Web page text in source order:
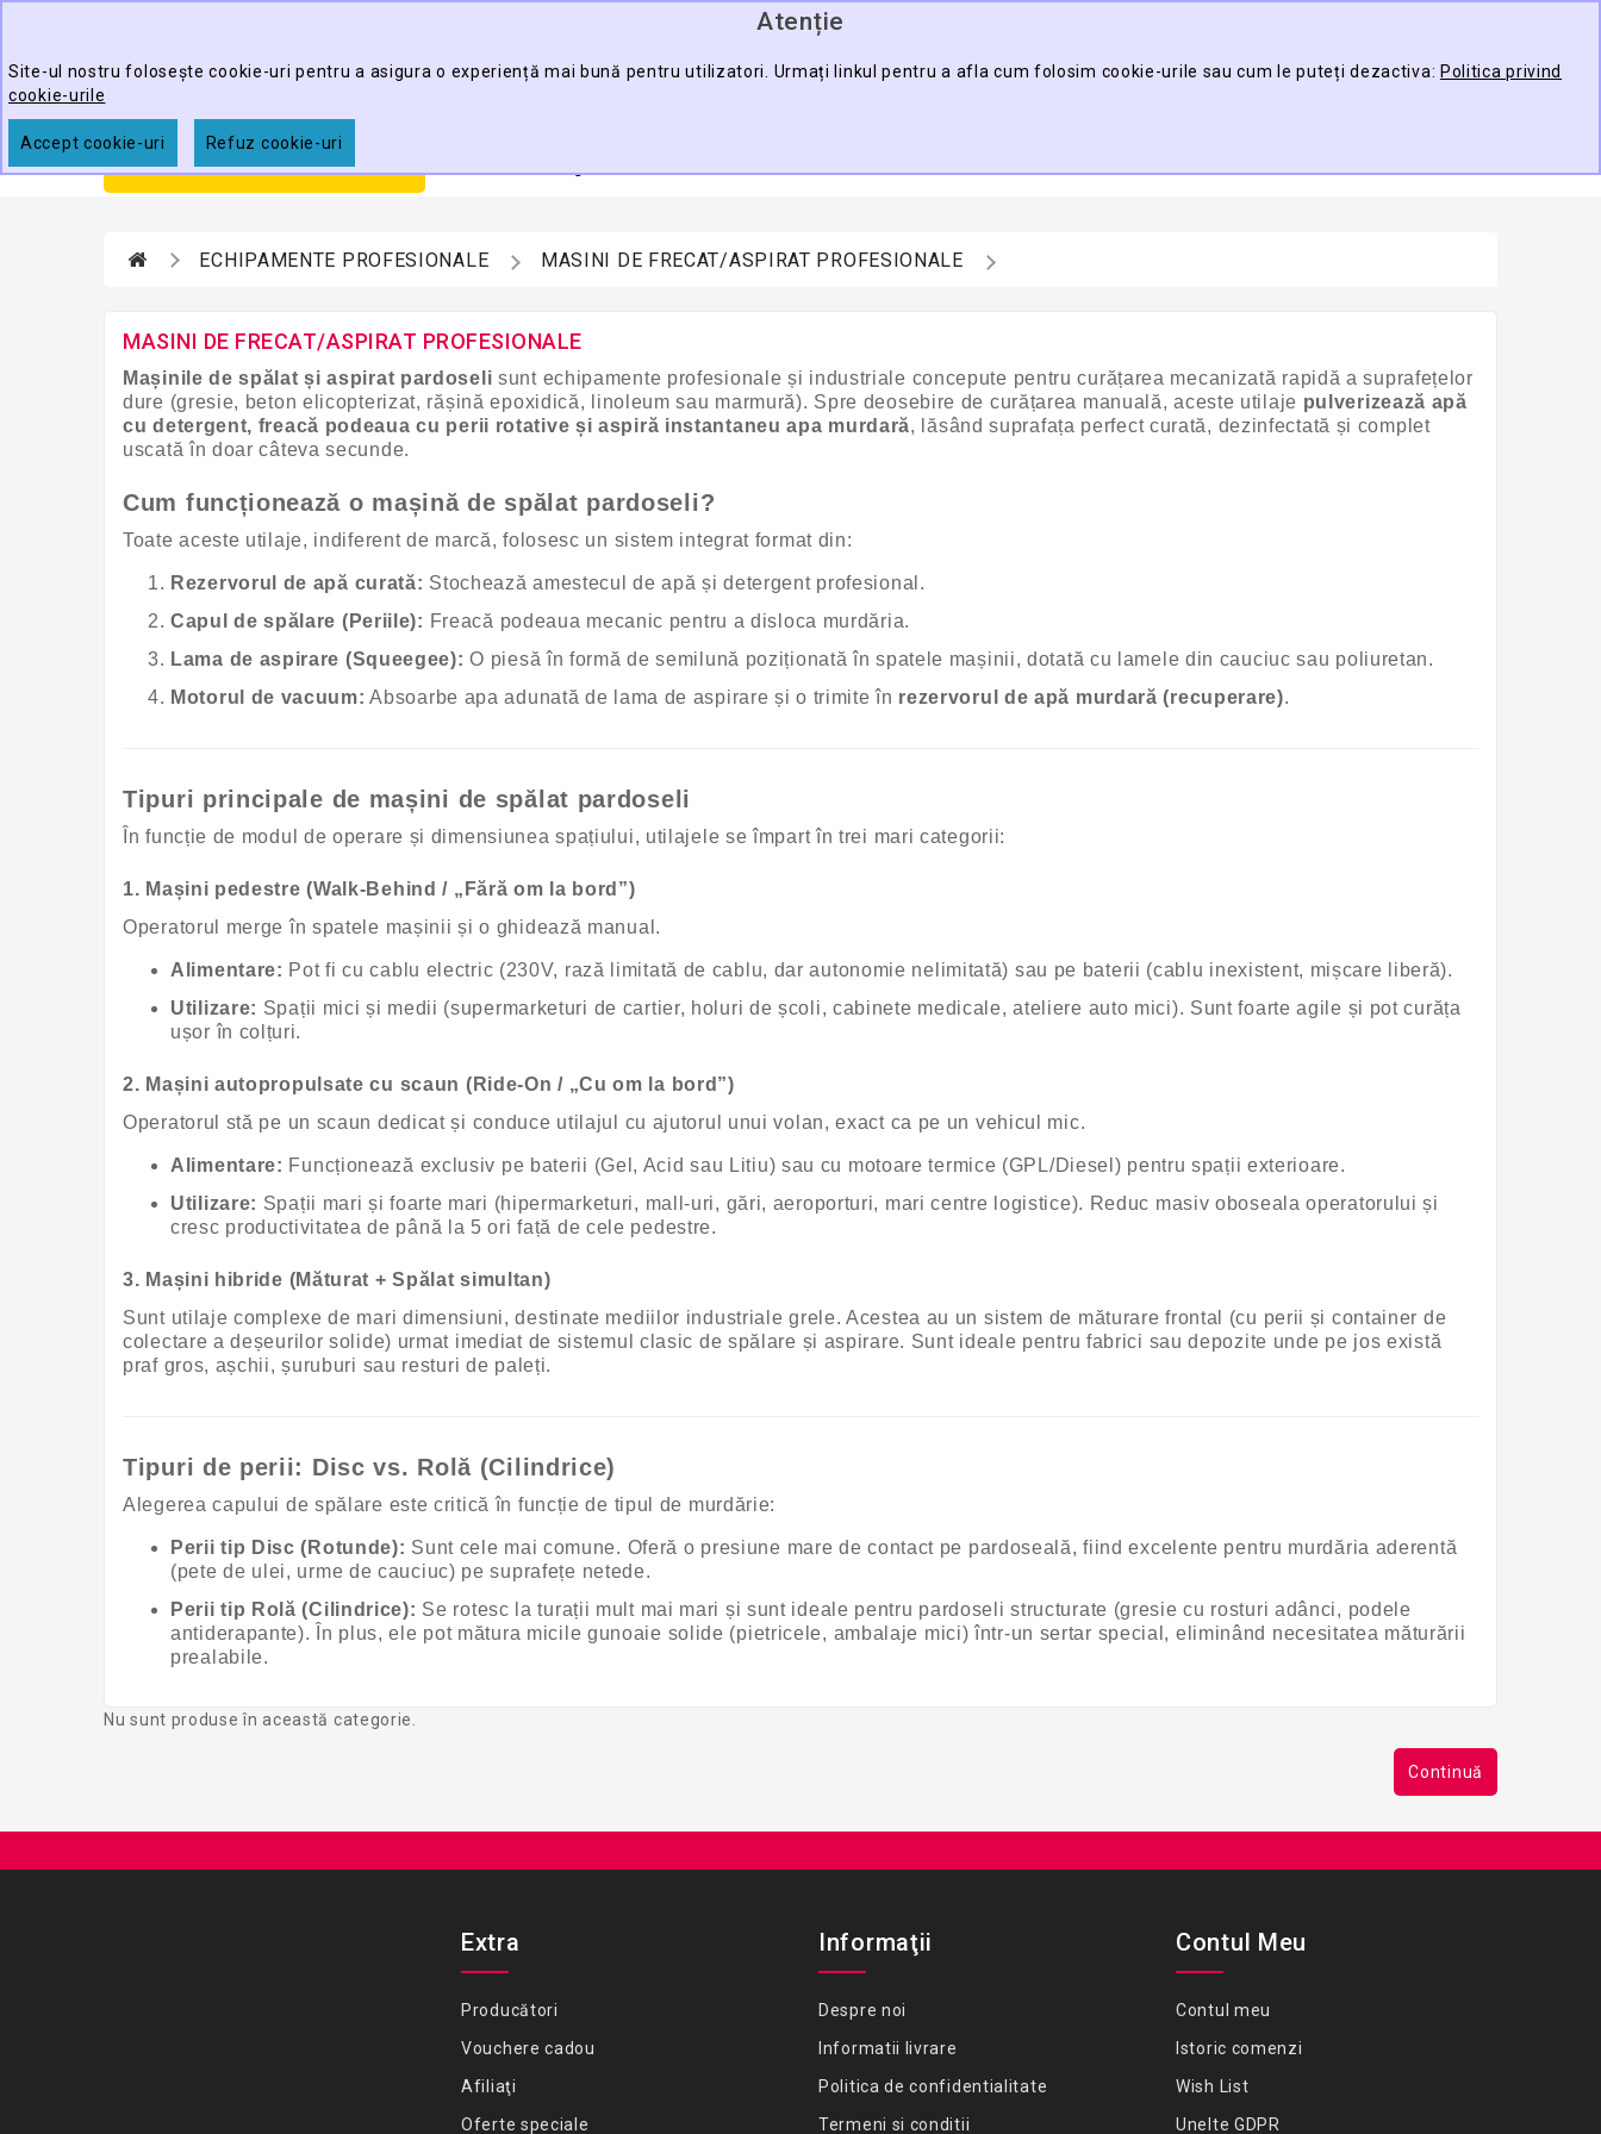
Atenție
Site-ul nostru folosește cookie-uri pentru a asigura o experiență mai bună pentru utilizatori. Urmați linkul pentru a afla cum folosim cookie-urile sau cum le puteți dezactiva: Politica privind
cookie-urile
Accept cookie-uri Refuz cookie-uri
CATEGORII
ECHIPAMENTE PROFESIONALE MASINI DE FRECAT/ASPIRAT PROFESIONALE
MASINI DE FRECAT/ASPIRAT PROFESIONALE
Mașinile de spălat și aspirat pardoseli sunt echipamente profesionale și industriale concepute pentru curățarea mecanizată rapidă a suprafețelor
dure (gresie, beton elicopterizat, rășină epoxidică, linoleum sau marmură). Spre deosebire de curățarea manuală, aceste utilaje pulverizează apă
cu detergent, freacă podeaua cu perii rotative și aspiră instantaneu apa murdară, lăsând suprafața perfect curată, dezinfectată și complet
uscată în doar câteva secunde.
Cum funcționează o mașină de spălat pardoseli?
Toate aceste utilaje, indiferent de marcă, folosesc un sistem integrat format din:
Rezervorul de apă curată: Stochează amestecul de apă și detergent profesional.
Capul de spălare (Periile): Freacă podeaua mecanic pentru a disloca murdăria.
Lama de aspirare (Squeegee): O piesă în formă de semilună poziționată în spatele mașinii, dotată cu lamele din cauciuc sau poliuretan.
Motorul de vacuum: Absoarbe apa adunată de lama de aspirare și o trimite în rezervorul de apă murdară (recuperare).
Tipuri principale de mașini de spălat pardoseli
În funcție de modul de operare și dimensiunea spațiului, utilajele se împart în trei mari categorii:
1. Mașini pedestre (Walk-Behind / „Fără om la bord”)
Operatorul merge în spatele mașinii și o ghidează manual.
Alimentare: Pot fi cu cablu electric (230V, rază limitată de cablu, dar autonomie nelimitată) sau pe baterii (cablu inexistent, mișcare liberă).
Utilizare: Spații mici și medii (supermarketuri de cartier, holuri de școli, cabinete medicale, ateliere auto mici). Sunt foarte agile și pot curăța
ușor în colțuri.
2. Mașini autopropulsate cu scaun (Ride-On / „Cu om la bord”)
Operatorul stă pe un scaun dedicat și conduce utilajul cu ajutorul unui volan, exact ca pe un vehicul mic.
Alimentare: Funcționează exclusiv pe baterii (Gel, Acid sau Litiu) sau cu motoare termice (GPL/Diesel) pentru spații exterioare.
Utilizare: Spații mari și foarte mari (hipermarketuri, mall-uri, gări, aeroporturi, mari centre logistice). Reduc masiv oboseala operatorului și
cresc productivitatea de până la 5 ori față de cele pedestre.
3. Mașini hibride (Măturat + Spălat simultan)
Sunt utilaje complexe de mari dimensiuni, destinate mediilor industriale grele. Acestea au un sistem de măturare frontal (cu perii și container de
colectare a deșeurilor solide) urmat imediat de sistemul clasic de spălare și aspirare. Sunt ideale pentru fabrici sau depozite unde pe jos există
praf gros, așchii, șuruburi sau resturi de paleți.
Tipuri de perii: Disc vs. Rolă (Cilindrice)
Alegerea capului de spălare este critică în funcție de tipul de murdărie:
Perii tip Disc (Rotunde): Sunt cele mai comune. Oferă o presiune mare de contact pe pardoseală, fiind excelente pentru murdăria aderentă
(pete de ulei, urme de cauciuc) pe suprafețe netede.
Perii tip Rolă (Cilindrice): Se rotesc la turații mult mai mari și sunt ideale pentru pardoseli structurate (gresie cu rosturi adânci, podele
antiderapante). În plus, ele pot mătura micile gunoaie solide (pietricele, ambalaje mici) într-un sertar special, eliminând necesitatea măturării
prealabile.
Nu sunt produse în această categorie.
Continuă
Extra
Producători
Vouchere cadou
Afiliaţi
Oferte speciale
Informaţii
Despre noi
Informatii livrare
Politica de confidentialitate
Termeni si conditii
Contul Meu
Contul meu
Istoric comenzi
Wish List
Unelte GDPR